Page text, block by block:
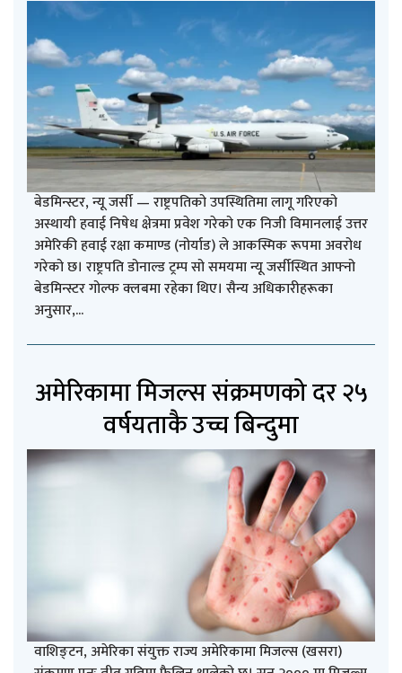
बेडमिन्स्टर, न्यू जर्सी — राष्ट्रपतिको उपस्थितिमा लागू गरिएको
अस्थायी हवाई निषेध क्षेत्रमा प्रवेश गरेको एक निजी विमानलाई उत्तर
अमेरिकी हवाई रक्षा कमाण्ड (नोर्याड) ले आकस्मिक रूपमा अवरोध
गरेको छ। राष्ट्रपति डोनाल्ड ट्रम्प सो समयमा न्यू जर्सीस्थित आफ्नो
बेडमिन्स्टर गोल्फ क्लबमा रहेका थिए। सैन्य अधिकारीहरूका
अनुसार,...
अमेरिकामा मिजल्स संक्रमणको दर २५
वर्षयताकै उच्च बिन्दुमा
वाशिङ्टन, अमेरिका संयुक्त राज्य अमेरिकामा मिजल्स (खसरा)